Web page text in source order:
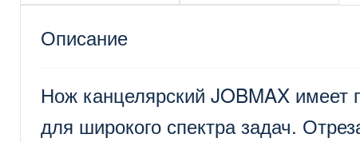
Описание
Нож канцелярский JOBMAX имеет
для широкого спектра задач.